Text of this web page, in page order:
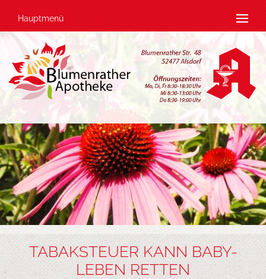
Hauptmenü
TABAKSTEUER KANN BABY-
LEBEN RETTEN